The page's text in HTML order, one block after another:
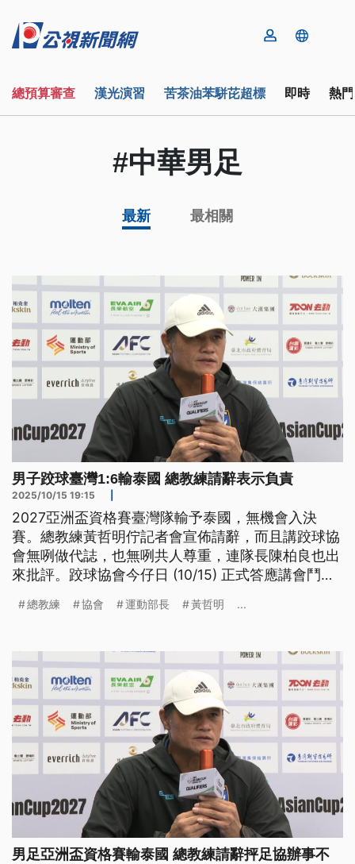
總預算審查 漢光演習 苦茶油苯駢芘超標 即時 熱
#中華男足
最新 最相關
男子跤球臺灣1:6輸泰國 總教練請辭表示負責
2025/10/15 19:15
2027亞洲盃資格賽臺灣隊輸予泰國，無機會入決
賽。總教練黃哲明佇記者會宣佈請辭，而且講跤球協
會無咧做代誌，也無咧共人尊重，連隊長陳柏良也出
來批評。跤球協會今仔日 (10/15) 正式答應講會鬥支
（新聞標題、導言為台語文）
總教練 協會 運動部長 黃哲明 ...
男足亞洲盃資格賽輸泰國 總教練請辭抨足協辦事不